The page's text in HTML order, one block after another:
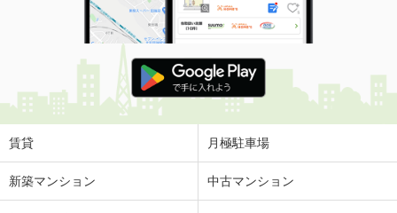
賃貸 月極駐車場
新築マンション 中古マンション